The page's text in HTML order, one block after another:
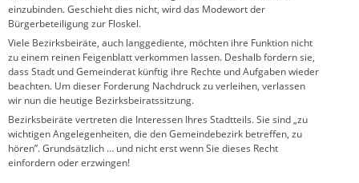
einzubinden. Geschieht dies nicht, wird das Modewort der
Bürgerbeteiligung zur Floskel.
Viele Bezirksbeiräte, auch langgediente, möchten ihre Funktion nicht
zu einem reinen Feigenblatt verkommen lassen. Deshalb fordern sie,
dass Stadt und Gemeinderat künftig ihre Rechte und Aufgaben wieder
beachten. Um dieser Forderung Nachdruck zu verleihen, verlassen
wir nun die heutige Bezirksbeiratssitzung.
Bezirksbeiräte vertreten die Interessen Ihres Stadtteils. Sie sind „zu
wichtigen Angelegenheiten, die den Gemeindebezirk betreffen, zu
hören”. Grundsätzlich … und nicht erst wenn Sie dieses Recht
einfordern oder erzwingen!